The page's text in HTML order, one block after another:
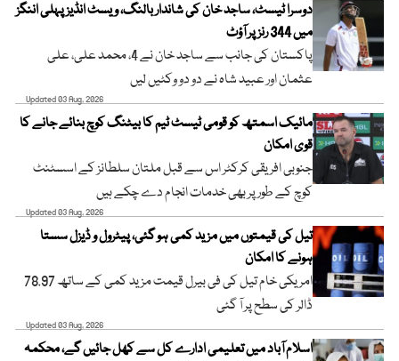
دوسرا ٹیسٹ، ساجد خان کی شاندار بالنگ، ویسٹ انڈیز پہلی اننگز
میں 344 رنز پر آؤٹ
پاکستان کی جانب سے ساجد خان نے 4، محمد علی، علی
عثمان اور عبید شاہ نے دو دو وکٹیں لیں
Updated 03 Aug, 2026
مائیک اسمتھ کو قومی ٹیسٹ ٹیم کا بیٹنگ کوچ بنائے جانے کا
قوی امکان
جنوبی افریقی کرکٹر اس سے قبل ملتان سلطانز کے اسسٹنٹ
کوچ کے طور پر بھی خدمات انجام دے چکے ہیں
Updated 03 Aug, 2026
تیل کی قیمتوں میں مزید کمی ہو گئی، پیٹرول و ڈیزل سستا
ہونے کا امکان
امریکی خام تیل کی فی بیرل قیمت مزید کمی کے ساتھ 78.97
ڈالر کی سطح پر آ گئی
Updated 03 Aug, 2026
اسلام آباد میں تعلیمی ادارے کل سے کھل جائیں گے، محکمہ